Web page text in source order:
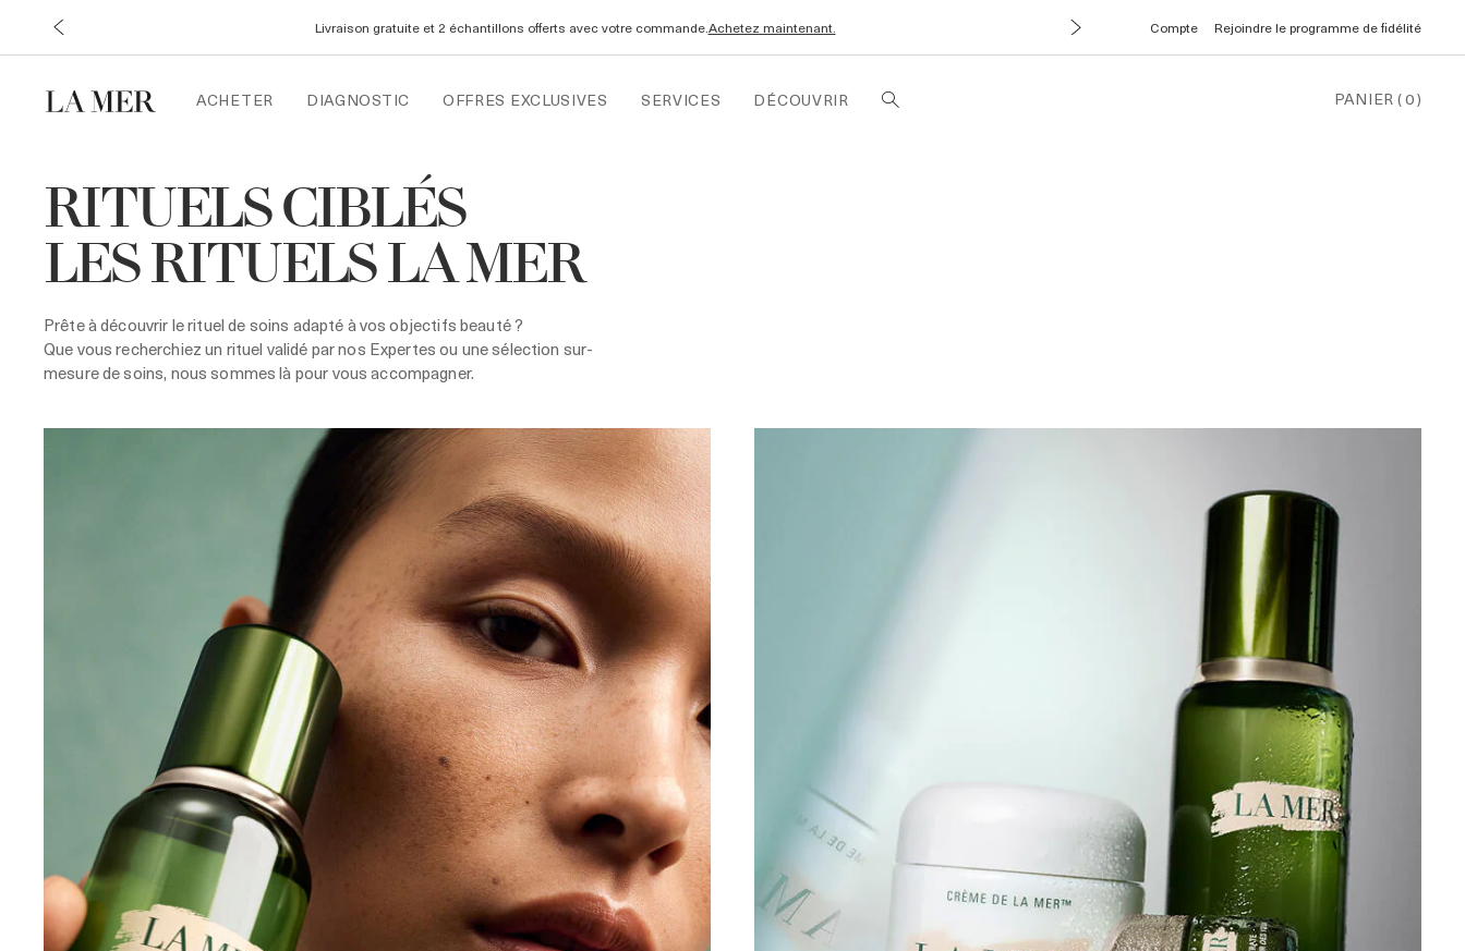
Livraison gratuite et 2 échantillons offerts avec votre commande.Achetez maintenant. Compte Rejoindre le programme de fidélité
ACHETER DIAGNOSTIC OFFRES EXCLUSIVES SERVICES DÉCOUVRIR PANIER(0)
RITUELS CIBLÉS
LES RITUELS LA MER
Prête à découvrir le rituel de soins adapté à vos objectifs beauté ?
Que vous recherchiez un rituel validé par nos Expertes ou une sélection sur-
mesure de soins, nous sommes là pour vous accompagner.